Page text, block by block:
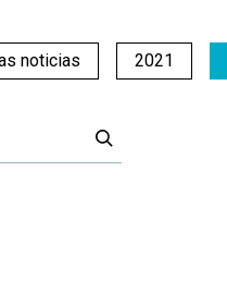
noticias 2021